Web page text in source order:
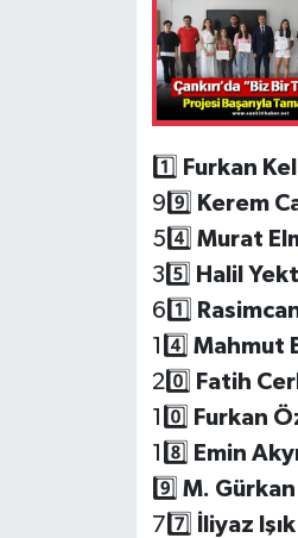
1️⃣ Furkan
99️⃣ Kerem
54️⃣ Murat
35️⃣ Halil
61️⃣
14️⃣ Mahmut
20️⃣ Fatih
10️⃣ Furkan
18️⃣ Emin
9️⃣ M.
77️⃣
İliyaz Işık